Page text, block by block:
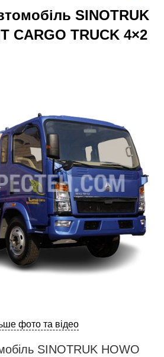
SINOTRUK
CARGO TRUCK 4×2
фото та відео
SINOTRUK HOWO